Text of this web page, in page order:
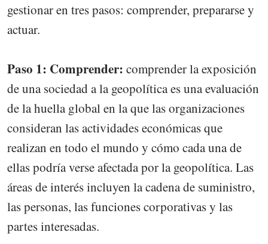
gestionar en tres pasos: comprender, prepararse y
actuar.
Paso 1: Comprender: comprender la exposición
de una sociedad a la geopolítica es una evaluación
de la huella global en la que las organizaciones
consideran las actividades económicas que
realizan en todo el mundo y cómo cada una de
ellas podría verse afectada por la geopolítica. Las
áreas de interés incluyen la cadena de suministro,
las personas, las funciones corporativas y las
partes interesadas.